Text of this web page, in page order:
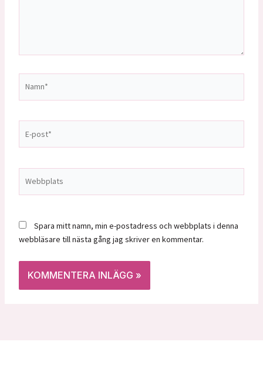
post*
Spara mitt namn, min e-postadress och webbplats i denna
webbläsare till nästa gång jag skriver en kommentar.